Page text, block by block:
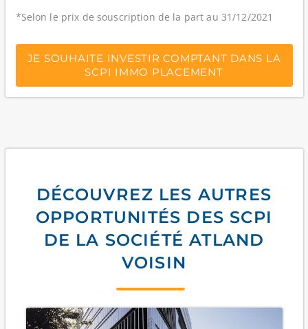
*Selon le prix de souscription de la part au 31/12/2021
JE SOUHAITE INVESTIR COMPTANT DANS LA
SCPI IMMO PLACEMENT
DÉCOUVREZ LES AUTRES
OPPORTUNITÉS DES SCPI
DE LA SOCIÉTÉ ATLAND
VOISIN